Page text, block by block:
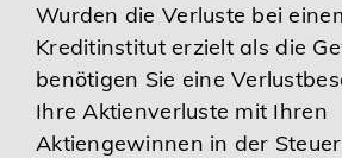
Wurden die Verluste bei
Kreditinstitut erzielt als die
benötigen Sie eine
Ihre Aktienverluste mit Ihren
Aktiengewinnen in der